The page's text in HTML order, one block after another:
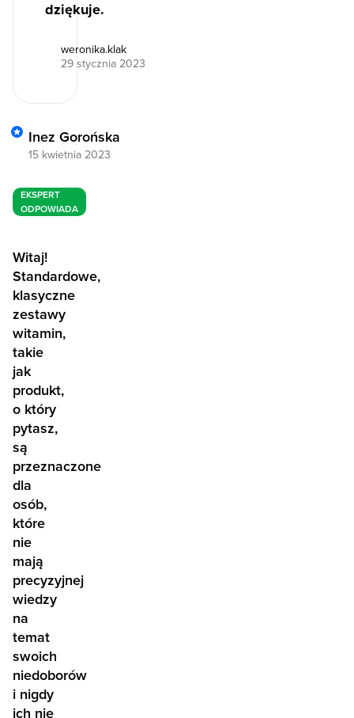
dziękuje.
weronika.klak
29 stycznia 2023
Inez Gorońska
15 kwietnia 2023
EKSPERT
ODPOWIADA
Witaj!
Standardowe,
klasyczne
zestawy
witamin,
takie
jak
produkt,
o który
pytasz,
są
przeznaczone
dla
osób,
które
nie
mają
precyzyjnej
wiedzy
na
temat
swoich
niedoborów
i nigdy
ich nie